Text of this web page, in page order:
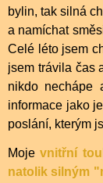
bylin, tak silná
a namíchat
Celé léto jsem
jsem trávila čas
nikdo nechápe
informace jako
poslání, kterým
Moje vnitřní
natolik silným